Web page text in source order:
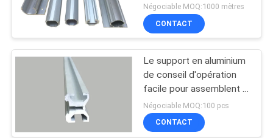
d'aluminium de 1,7
millimètres
Négociable MOQ:1000 mètres
CONTACT
Le support en aluminium
de conseil d'opération
facile pour assemblent le
système en aluminium de
défilement ligne par ligne
de tuyau
Négociable MOQ:100 pcs
CONTACT